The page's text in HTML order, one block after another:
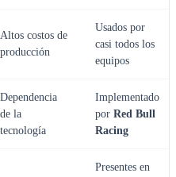
Altos costos de
producción
Usados por
casi todos los
equipos
Dependencia
de la
tecnología
Implementado
por Red Bull
Racing
Presentes en